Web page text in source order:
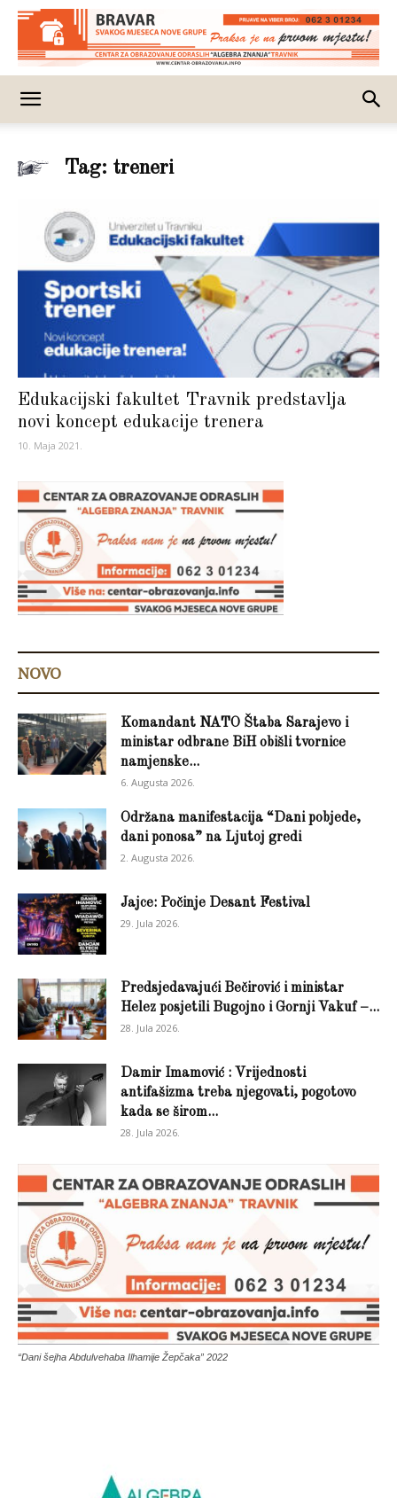
Tag: treneri
Edukacijski fakultet Travnik predstavlja
novi koncept edukacije trenera
10. Maja 2021.
NOVO
Komandant NATO Štaba Sarajevo i
ministar odbrane BiH obišli tvornice
namjenske...
6. Augusta 2026.
Održana manifestacija “Dani pobjede,
dani ponosa” na Ljutoj gredi
2. Augusta 2026.
Jajce: Počinje Desant Festival
29. Jula 2026.
Predsjedavajući Bečirović i ministar
Helez posjetili Bugojno i Gornji Vakuf –...
28. Jula 2026.
Damir Imamović : Vrijednosti
antifašizma treba njegovati, pogotovo
kada se širom...
28. Jula 2026.
“Dani šejha Abdulvehaba Ilhamije Žepčaka” 2022